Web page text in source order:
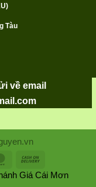
Tàu
về email
Giá Cái Mơn